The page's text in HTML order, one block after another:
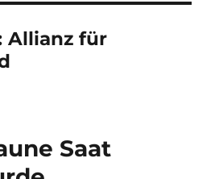
Allianz für
Saat